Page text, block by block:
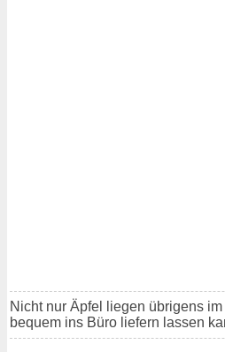
Nicht nur Äpfel liegen übrigens im
bequem ins Büro liefern lassen